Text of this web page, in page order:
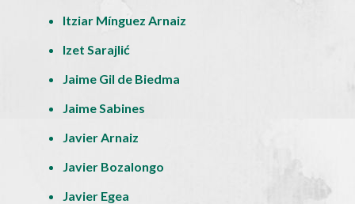
Itziar Mínguez Arnaiz
Izet Sarajlić
Jaime Gil de Biedma
Jaime Sabines
Javier Arnaiz
Javier Bozalongo
Javier Egea